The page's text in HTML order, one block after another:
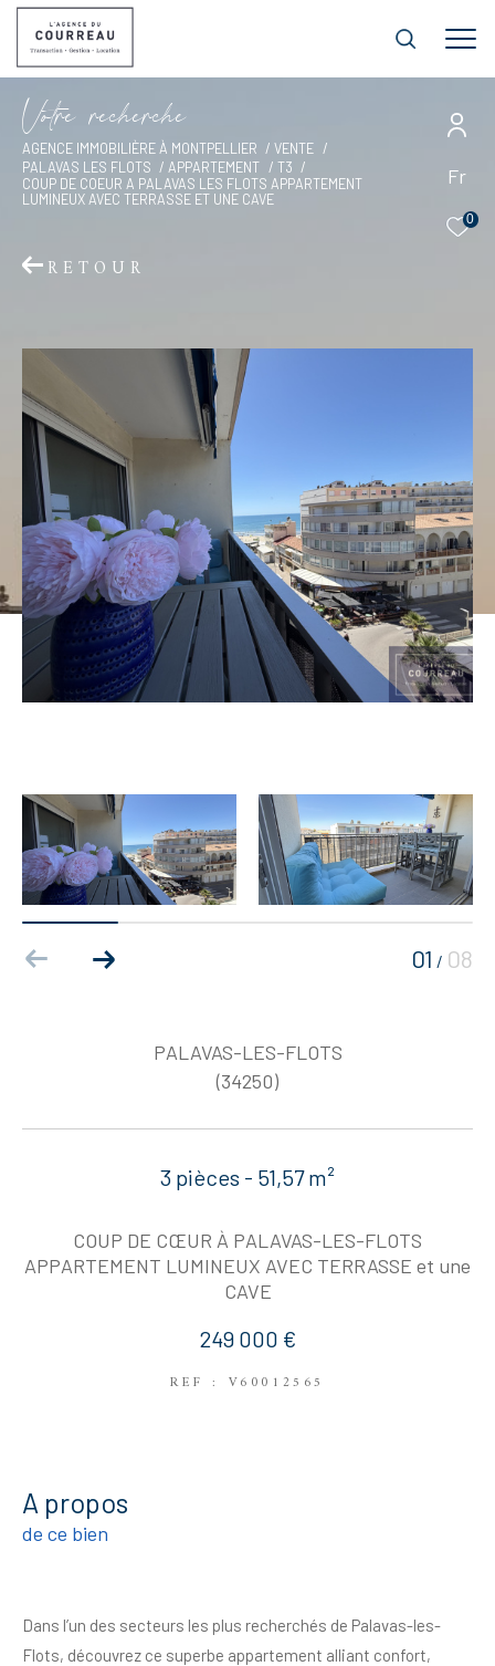
Fr
0
Votre recherche
AGENCE IMMOBILIÈRE À MONTPELLIER
VENTE
PALAVAS LES FLOTS
APPARTEMENT
T3
COUP DE COEUR A PALAVAS LES FLOTS APPARTEMENT
LUMINEUX AVEC TERRASSE ET UNE CAVE
RETOUR
01 / 08
PALAVAS-LES-FLOTS
(34250)
3 pièces - 51,57 m²
COUP DE CŒUR À PALAVAS-LES-FLOTS
APPARTEMENT LUMINEUX AVEC TERRASSE et une
CAVE
249 000 €
REF : V60012565
a propos
de ce bien
Dans l’un des secteurs les plus recherchés de Palavas-les-
Flots, découvrez ce superbe appartement alliant confort,